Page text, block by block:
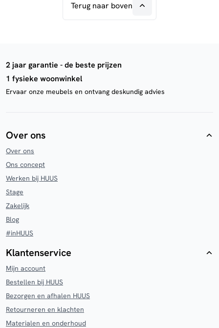
Terug naar boven
2 jaar garantie - de beste prijzen
1 fysieke woonwinkel
Ervaar onze meubels en ontvang deskundig advies
Over ons
Over ons
Ons concept
Werken bij HUUS
Stage
Zakelijk
Blog
#inHUUS
Klantenservice
Mijn account
Bestellen bij HUUS
Bezorgen en afhalen HUUS
Retourneren en klachten
Materialen en onderhoud